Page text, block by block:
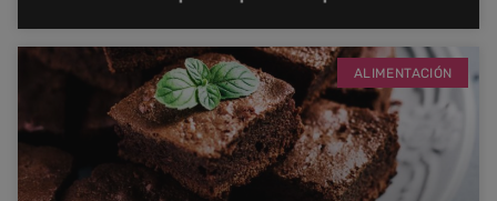
ALIMENTACIÓN